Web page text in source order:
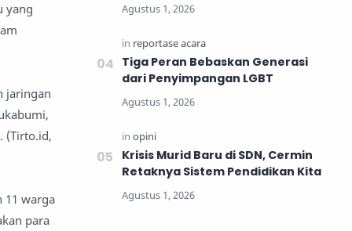
yang
jaringan
(Tirto.id,
11 warga
para
Tiga Peran Bebaskan Generasi
dari Penyimpangan LGBT
Krisis Murid Baru di SDN, Cermin
Retaknya Sistem Pendidikan Kita